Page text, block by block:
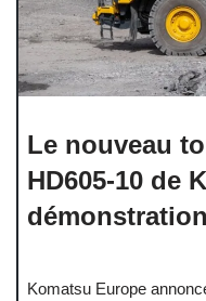
Le nouveau
HD605-10 de
Komatsu Europe